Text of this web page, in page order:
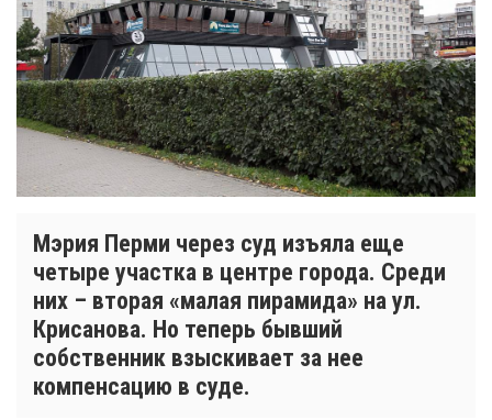
Мэрия Перми через суд изъяла еще
четыре участка в центре города. Среди
них – вторая «малая пирамида» на ул.
Крисанова. Но теперь бывший
собственник взыскивает за нее
компенсацию в суде.